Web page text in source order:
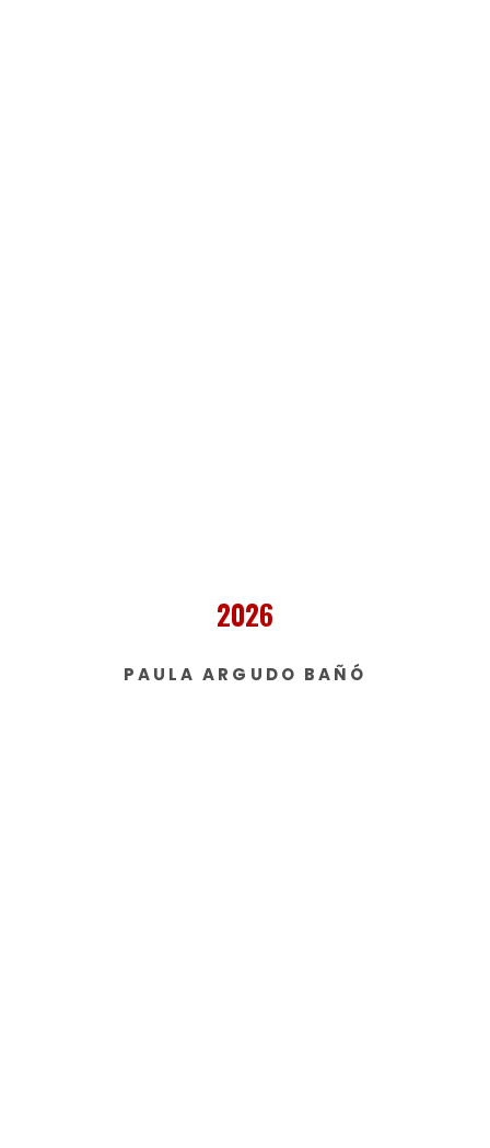
2026
PAULA ARGUDO BAÑÓ